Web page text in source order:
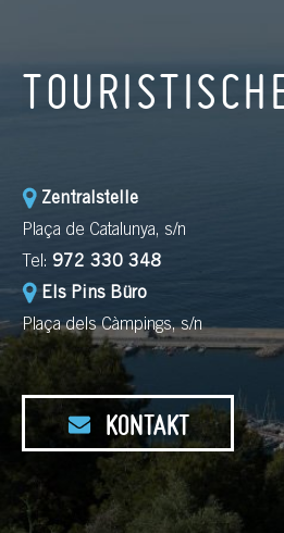
Zentralstelle
Plaça de Catalunya, s/n
Tel: 972 330 348
Els Pins Büro
Plaça dels Càmpings, s/n
KONTAKT